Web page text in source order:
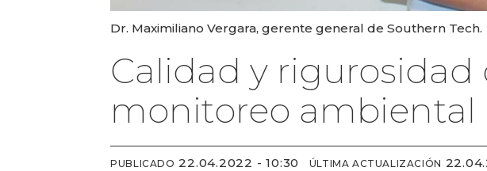
Dr. Maximiliano Vergara, gerente general de Southern Tech.
Calidad y
monitoreo ambiental
PUBLICADO 22.04.2022 - 10:30 ÚLTIMA ACTUALIZACIÓN